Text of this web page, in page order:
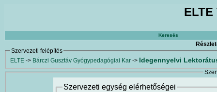
Keresés
Szervezeti felépítés
ELTE -> Bárczi Gusztáv Gyógypedagógiai Kar -> Idegennyelvi
Szervezeti egység elérhetőségei